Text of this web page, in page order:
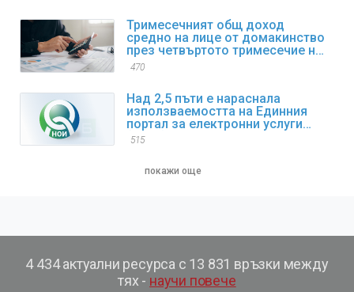
Тримесечният общ доход
средно на лице от домакинство
през четвъртото тримесечие на
2025 г. нараства с 9,4% спрямо
същия период на 2024 г.
470
Над 2,5 пъти е нараснала
използваемостта на Единния
портал за електронни услуги
(ЕПЕУ) на НОИ през 2025 г.
515
покажи още
4 434 актуални ресурса с 13 831 връзки между
тях - научи повече